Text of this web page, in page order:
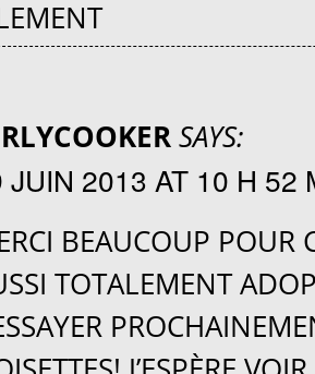
SAYS:
JUIN 2013 AT 10 H 52
BEAUCOUP POUR
TOTALEMENT